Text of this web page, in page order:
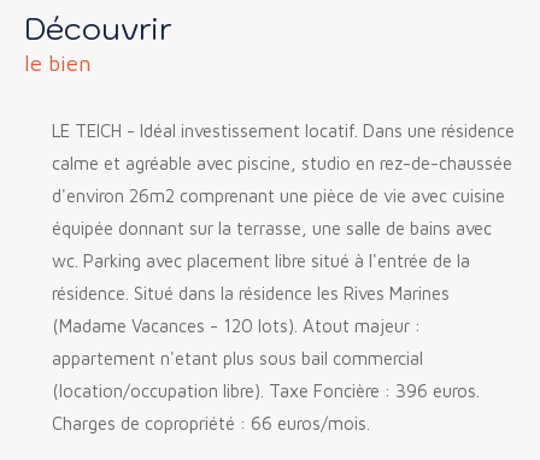
découvrir
le bien
LE TEICH - Idéal investissement locatif. Dans une résidence
calme et agréable avec piscine, studio en rez-de-chaussée
d'environ 26m2 comprenant une pièce de vie avec cuisine
équipée donnant sur la terrasse, une salle de bains avec
wc. Parking avec placement libre situé à l'entrée de la
résidence. Situé dans la résidence les Rives Marines
(Madame Vacances - 120 lots). Atout majeur :
appartement n'etant plus sous bail commercial
(location/occupation libre). Taxe Foncière : 396 euros.
Charges de copropriété : 66 euros/mois.